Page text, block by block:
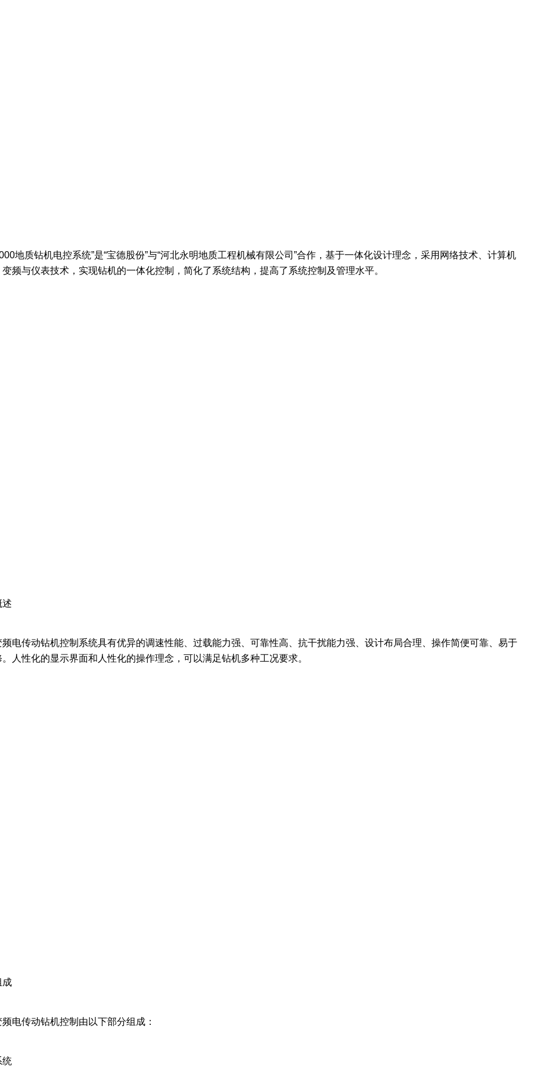
地质钻机电控系统”是“宝德股份”与“河北永明地质工程机械有限公司”合作，基于一体化设计理念，采用网络技术、计算机
频与仪表技术，实现钻机的一体化控制，简化了系统结构，提高了系统控制及管理水平。
述
频电传动钻机控制系统具有优异的调速性能、过载能力强、可靠性高、抗干扰能力强、设计布局合理、操作简便可靠、易于
人性化的显示界面和人性化的操作理念，可以满足钻机多种工况要求。
成
电传动钻机控制由以下部分组成：
统